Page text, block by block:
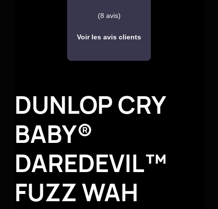
(8 avis)
Voir les avis clients
DUNLOP CRY
BABY®
DAREDEVIL™
FUZZ WAH